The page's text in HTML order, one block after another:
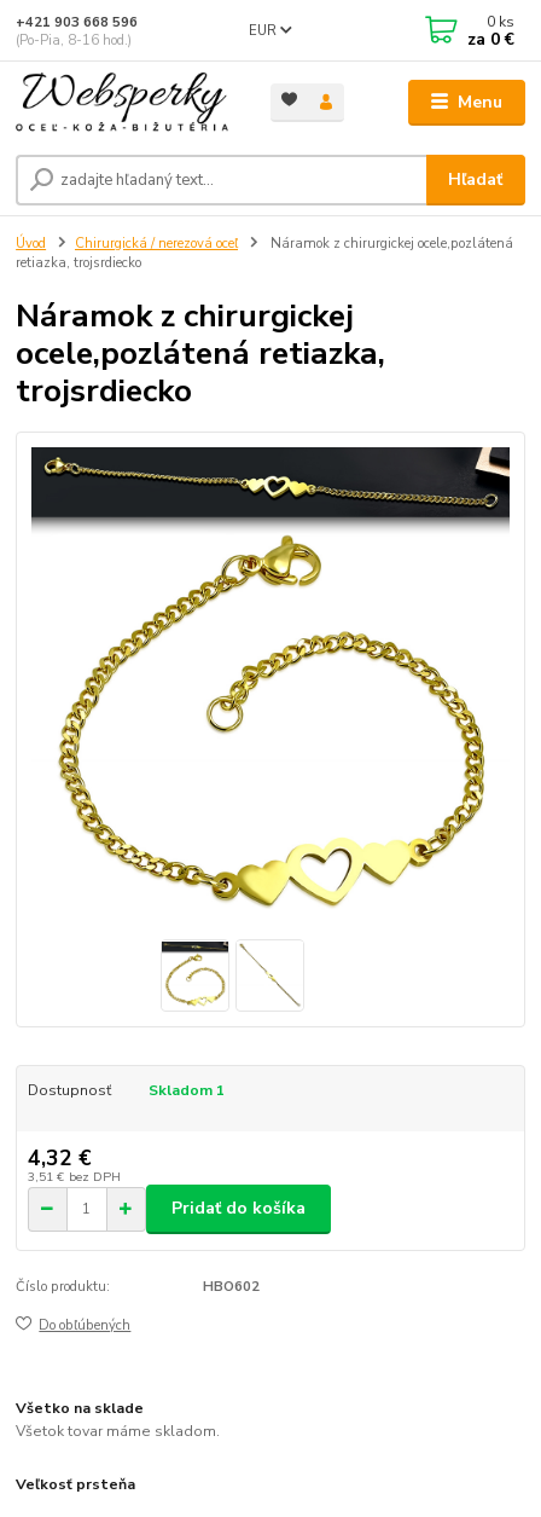
Menu
EUR
Hľadať
+421 903 668 596
(Po-Pia, 8-16 hod.)
0 ks
za 0 €
Úvod Chirurgická / nerezová oceľ
Náramok z chirurgickej ocele,pozlátená
retiazka, trojsrdiecko
Náramok z chirurgickej
ocele,pozlátená retiazka,
trojsrdiecko
Dostupnosť Skladom 1
4,32 €
3,51 € bez DPH
Pridať do košíka
Číslo produktu: HBO602
Do obľúbených
Všetko na sklade
Všetok tovar máme skladom.
Veľkosť prsteňa